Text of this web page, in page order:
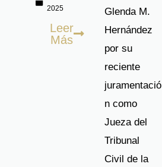
2025
Leer
Más
Glenda M.
Hernández
por su
reciente
juramentació
n como
Jueza del
Tribunal
Civil de la